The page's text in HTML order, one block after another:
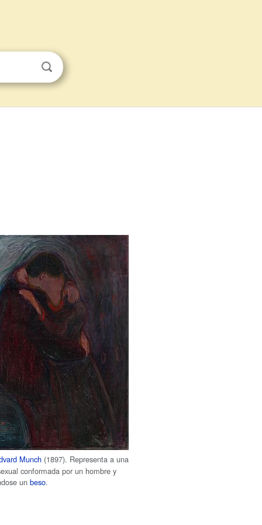
Munch (1897). Representa a una
conformada por un hombre y
unbeso.